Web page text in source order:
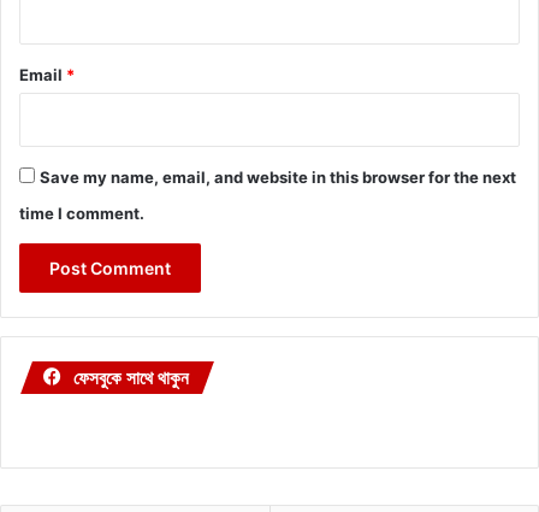
Email *
Save my name, email, and website in this browser for the next
time I comment.
ফেসবুকে সাথে থাকুন